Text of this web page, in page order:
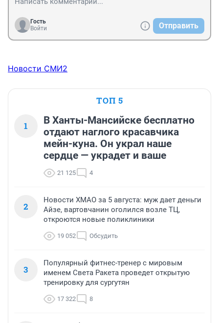
Гость
Войти
Отправить
Новости СМИ2
ТОП 5
1
В Ханты-Мансийске бесплатно
отдают наглого красавчика
мейн-куна. Он украл наше
сердце — украдет и ваше
21 125 4
2
Новости ХМАО за 5 августа: муж дает деньги
Айзе, вартовчанин оголился возле ТЦ,
откроются новые поликлиники
19 052 Обсудить
3
Популярный фитнес-тренер с мировым
именем Света Ракета проведет открытую
тренировку для сургутян
17 322 8